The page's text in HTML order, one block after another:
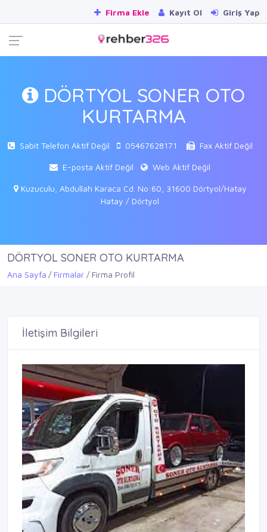
Firma Ekle Kayıt Ol Giriş Yap
DÖRTYOL SONER OTO
KURTARMA
Sabit Telefon Aktif Değil 05467628171 Fax Aktif Değil
E-posta Aktif Değil Web Aktif Değil
Kuzuculu, Abdullah Karaca Cd. No:60, 31600 Dörtyol/Hatay
Hatay / Dörtyol
DÖRTYOL SONER OTO KURTARMA
Ana Sayfa Firmalar Firma Profil
İletişim Bilgileri